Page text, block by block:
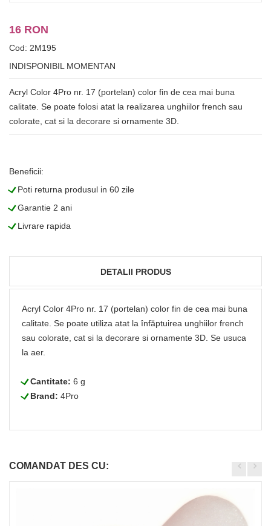
16 RON
Cod: 2M195
INDISPONIBIL MOMENTAN
Acryl Color 4Pro nr. 17 (portelan) color fin de cea mai buna
calitate. Se poate folosi atat la realizarea unghiilor french sau
colorate, cat si la decorare si ornamente 3D.
Beneficii:
LPoti returna produsul in 60 zile
LGarantie 2 ani
LLivrare rapida
DETALII PRODUS
Acryl Color 4Pro nr. 17 (portelan) color fin de cea mai buna
calitate. Se poate utiliza atat la înfăptuirea unghiilor french
sau colorate, cat si la decorare si ornamente 3D. Se usuca
la aer.
LCantitate: 6 g
LBrand: 4Pro
COMANDAT DES CU: